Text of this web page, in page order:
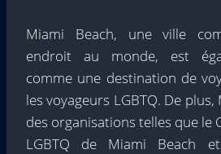
Miami Beach, une ville
endroit au monde, est
comme une destination de
les voyageurs LGBTQ. De
des organisations telles que le
LGBTQ de Miami Beach